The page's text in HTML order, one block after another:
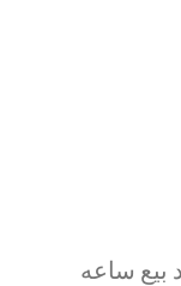
بيع ساعه